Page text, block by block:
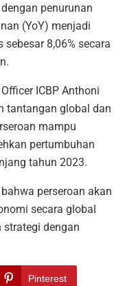
penurunan
(YoY) menjadi
8,06% secara
ICBP Anthoni
tantangan global dan
mampu
pertumbuhan
tahun 2023.
perseroan akan
secara global
strategi dengan
Pinterest